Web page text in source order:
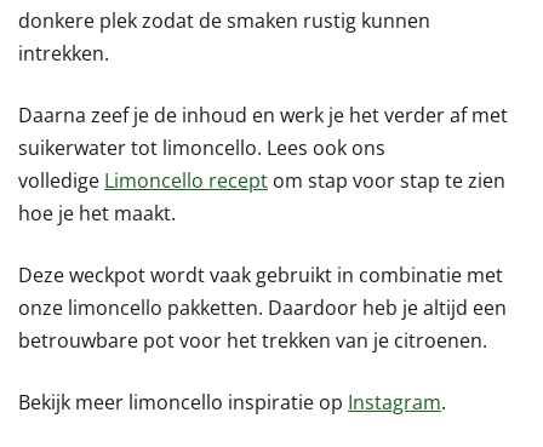
donkere plek zodat de smaken rustig kunnen
intrekken.
Daarna zeef je de inhoud en werk je het verder af met
suikerwater tot limoncello. Lees ook ons
volledige Limoncello recept om stap voor stap te zien
hoe je het maakt.
Deze weckpot wordt vaak gebruikt in combinatie met
onze limoncello pakketten. Daardoor heb je altijd een
betrouwbare pot voor het trekken van je citroenen.
Bekijk meer limoncello inspiratie op Instagram.